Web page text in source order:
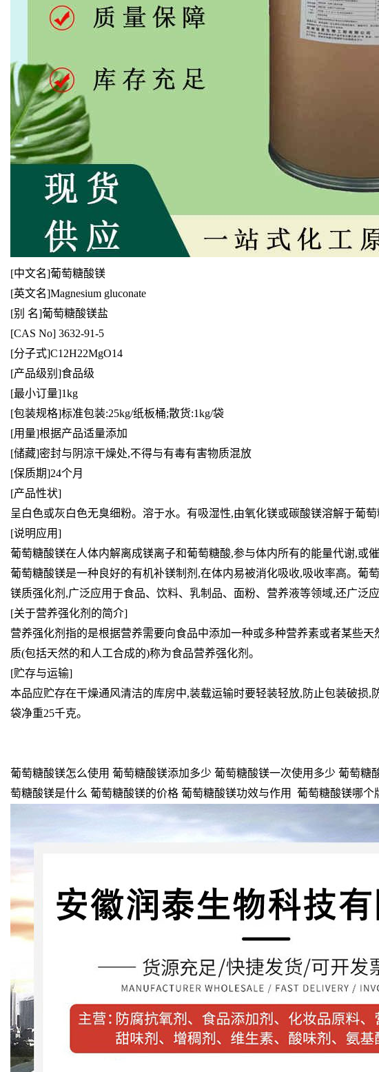
[中文名]葡萄糖酸镁
[英文名]Magnesium gluconate
[别 名]葡萄糖酸镁盐
[CAS No] 3632-91-5
[分子式]C12H22MgO14
[产品级别]食品级
[最小订量]1kg
[包装规格]标准包装:25kg/纸板桶;散货:1kg/袋
[用量]根据产品适量添加
[储藏]密封与阴凉干燥处,不得与有毒有害物质混放
[保质期]24个月
[产品性状]
呈白色或灰白色无臭细粉。溶于水。有吸湿性,由氧化镁或碳酸镁溶解于葡
[说明应用]
葡萄糖酸镁在人体内解离成镁离子和葡萄糖酸,参与体内所有的能量代谢,或催
葡萄糖酸镁是一种良好的有机补镁制剂,在体内易被消化吸收,吸收率高。葡
镁质强化剂,广泛应用于食品、饮料、乳制品、面粉、营养液等领域,还广泛应
[关于营养强化剂的简介]
营养强化剂指的是根据营养需要向食品中添加一种或多种营养素或者某些
质(包括天然的和人工合成的)称为食品营养强化剂。
[贮存与运输]
本品应贮存在干燥通风清洁的库房中,装载运输时要轻装轻放,防止包装破
袋净重25千克。
葡萄糖酸镁怎么使用 葡萄糖酸镁添加多少 葡萄糖酸镁一次使用多少 葡萄
萄糖酸镁是什么 葡萄糖酸镁的价格 葡萄糖酸镁功效与作用 葡萄糖酸镁哪个